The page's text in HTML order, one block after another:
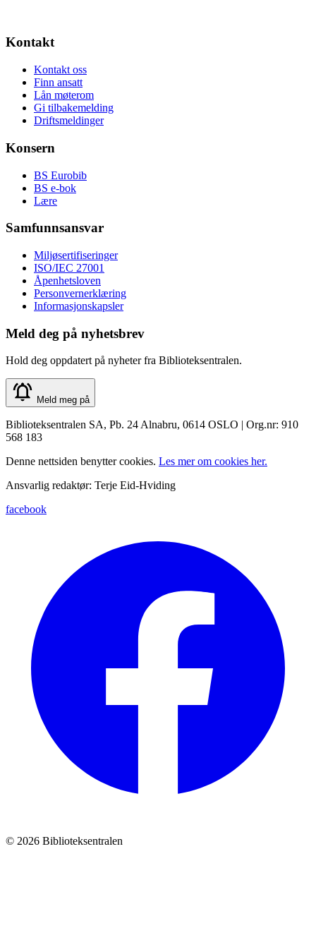
Kontakt
Kontakt oss
Finn ansatt
Lån møterom
Gi tilbakemelding
Driftsmeldinger
Konsern
BS Eurobib
BS e-bok
Lære
Samfunnsansvar
Miljøsertifiseringer
ISO/IEC 27001
Åpenhetsloven
Personvernerklæring
Informasjonskapsler
Meld deg på nyhetsbrev
Hold deg oppdatert på nyheter fra Biblioteksentralen.
Meld meg på
Biblioteksentralen SA, Pb. 24 Alnabru, 0614 OSLO | Org.nr: 910
568 183
Denne nettsiden benytter cookies. Les mer om cookies her.
Ansvarlig redaktør: Terje Eid-Hviding
facebook
© 2026 Biblioteksentralen